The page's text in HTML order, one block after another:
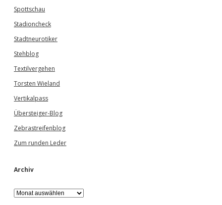
Spottschau
Stadioncheck
Stadtneurotiker
Stehblog
Textilvergehen
Torsten Wieland
Vertikalpass
Übersteiger-Blog
Zebrastreifenblog
Zum runden Leder
Archiv
A
r